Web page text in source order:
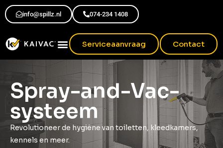
info@spillz.nl 074-234 1408
Serviceaanvraag Contact
Spray-and-Vac-
systeem
Revolutioneer de hygiëne van toiletten, kleedkamers,
kennels en meer.